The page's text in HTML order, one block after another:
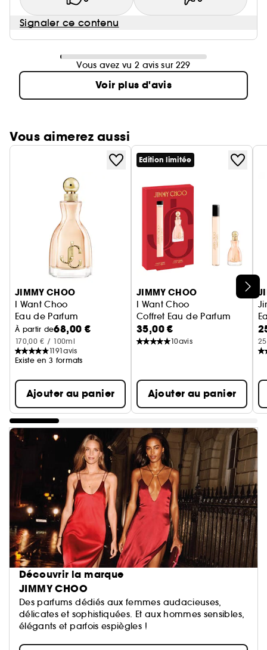
Signaler ce contenu
Vous avez vu 2 avis sur 229
Voir plus d'avis
Vous aimerez aussi
Ignorer le carrousel produits
JIMMY CHOO
I Want Choo
Eau de Parfum
À partir de68,00 €
170,00 € / 100ml
1191avis
Existe en 3 formats
Ajouter au panier
Edition limitée
JIMMY CHOO
I Want Choo
Coffret Eau de Parfum
35,00 €
10avis
Ajouter au panier
Découvrir la marque
JIMMY CHOO
Des parfums dédiés aux femmes audacieuses,
délicates et sophistiquées. Et aux hommes sensibles,
élégants et parfois espiègles !